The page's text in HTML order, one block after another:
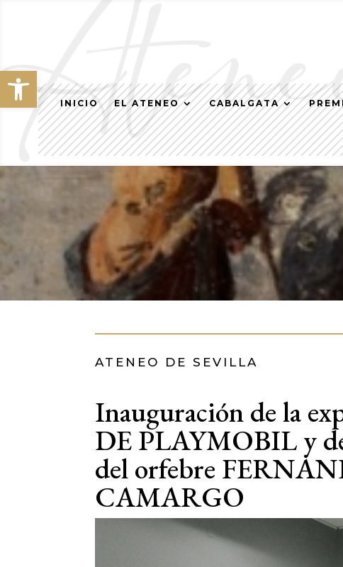
Abrir barra de herramientas
INICIO EL ATENEO CABALGATA
ATENEO DE SEVILLA
Inauguración de la
DE PLAYMOBIL y
del orfebre
CAMARGO